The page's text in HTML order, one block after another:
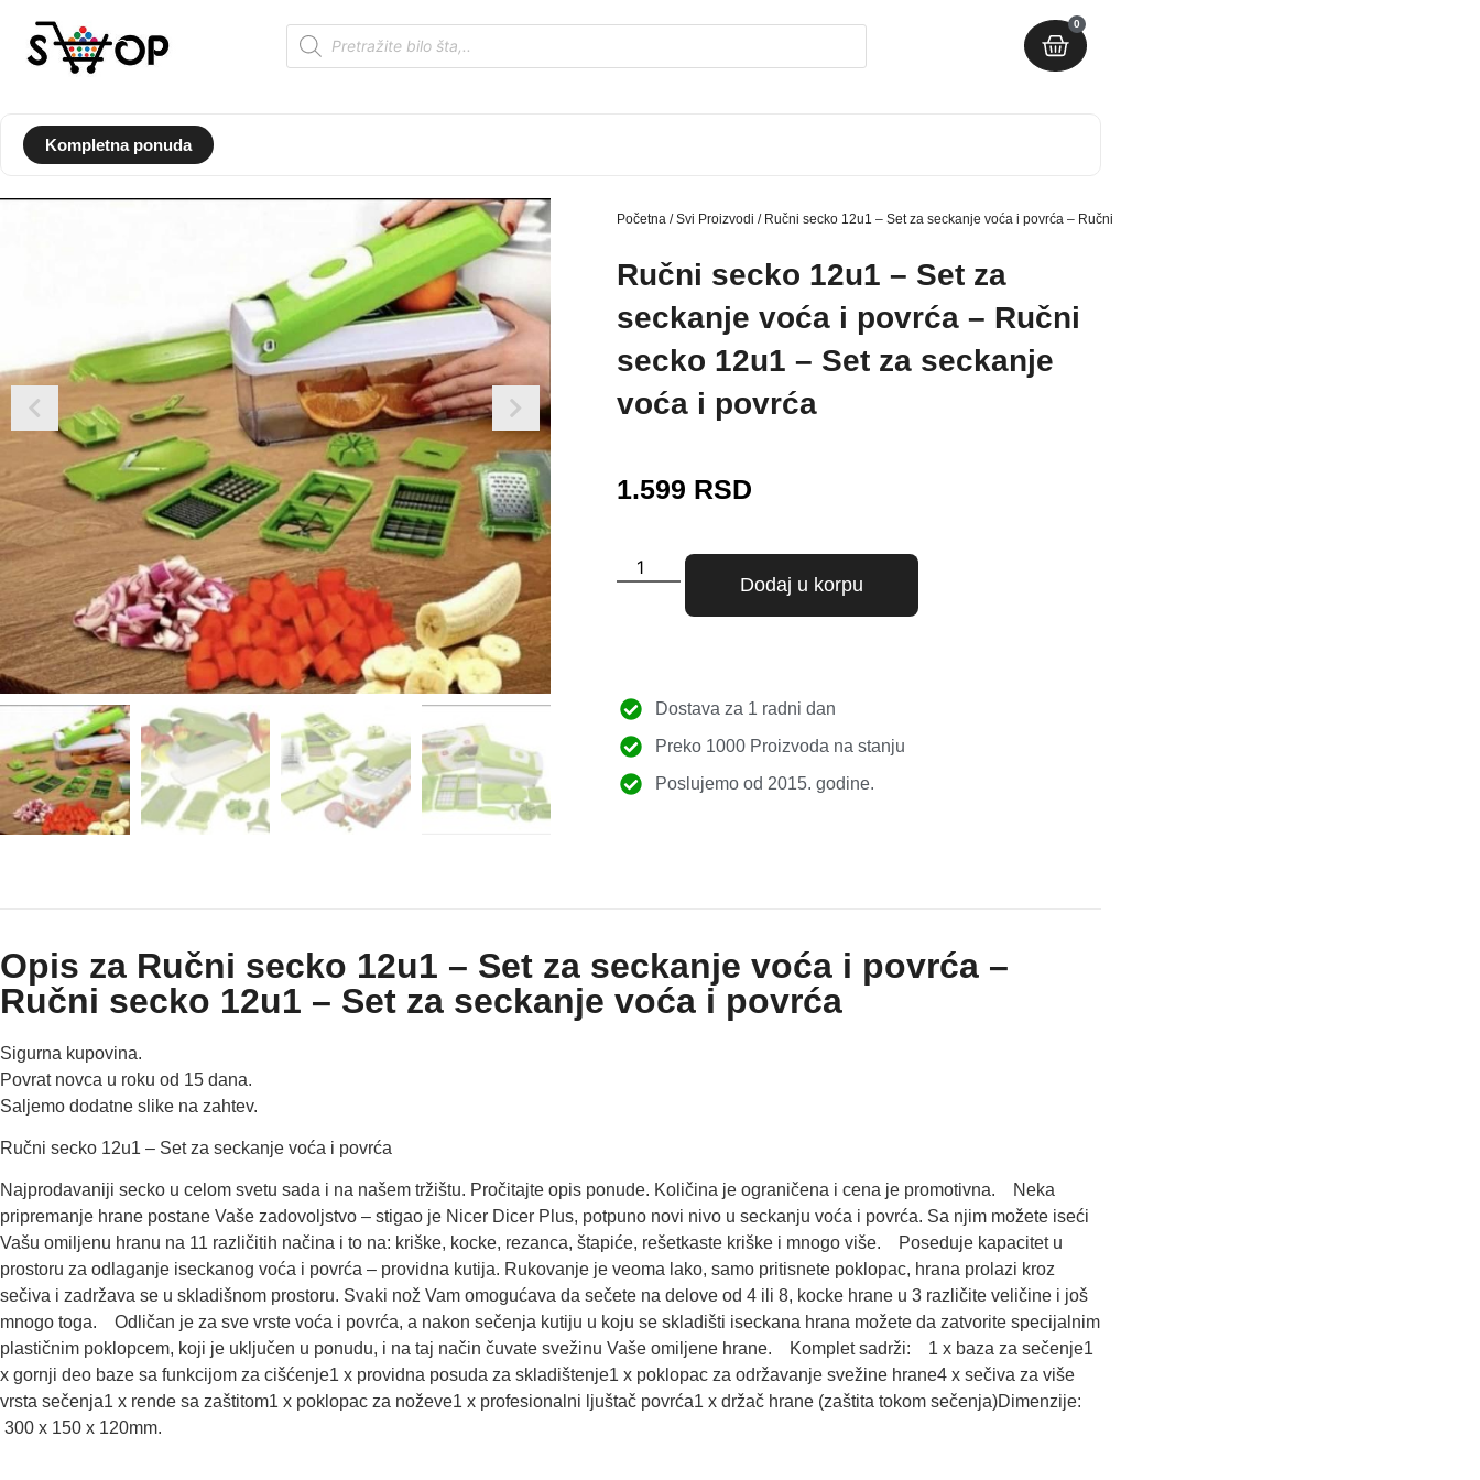
0
Kompletna ponuda
Početna /Svi Proizvodi / Ručni secko 12u1 – Set za seckanje voća i povrća – Ručni secko 12u1 – Set za seckanje voća i povrća
Ručni secko 12u1 – Set za
seckanje voća i povrća – Ručni
secko 12u1 – Set za seckanje
voća i povrća
1.599 RSD
Dodaj u korpu
Dostava za 1 radni dan
Preko 1000 Proizvoda na stanju
Poslujemo od 2015. godine.
Opis za Ručni secko 12u1 – Set za seckanje voća i povrća –
Ručni secko 12u1 – Set za seckanje voća i povrća
Sigurna kupovina.
Povrat novca u roku od 15 dana.
Saljemo dodatne slike na zahtev.
Ručni secko 12u1 – Set za seckanje voća i povrća
Najprodavaniji secko u celom svetu sada i na našem tržištu. Pročitajte opis ponude. Količina je ograničena i cena je promotivna. Neka
pripremanje hrane postane Vaše zadovoljstvo – stigao je Nicer Dicer Plus, potpuno novi nivo u seckanju voća i povrća. Sa njim možete iseći
Vašu omiljenu hranu na 11 različitih načina i to na: kriške, kocke, rezanca, štapiće, rešetkaste kriške i mnogo više. Poseduje kapacitet u
prostoru za odlaganje iseckanog voća i povrća – providna kutija. Rukovanje je veoma lako, samo pritisnete poklopac, hrana prolazi kroz
sečiva i zadržava se u skladišnom prostoru. Svaki nož Vam omogućava da sečete na delove od 4 ili 8, kocke hrane u 3 različite veličine i još
mnogo toga. Odličan je za sve vrste voća i povrća, a nakon sečenja kutiju u koju se skladišti iseckana hrana možete da zatvorite specijalnim
plastičnim poklopcem, koji je uključen u ponudu, i na taj način čuvate svežinu Vaše omiljene hrane. Komplet sadrži: 1 x baza za sečenje1
x gornji deo baze sa funkcijom za cišćenje1 x providna posuda za skladištenje1 x poklopac za održavanje svežine hrane4 x sečiva za više
vrsta sečenja1 x rende sa zaštitom1 x poklopac za noževe1 x profesionalni ljuštač povrća1 x držač hrane (zaštita tokom sečenja)Dimenzije:
300 x 150 x 120mm.